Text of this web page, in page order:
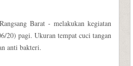
Barat - melakukan kegiatan
20) pagi. Ukuran tempat cuci tangan
anti bakteri.